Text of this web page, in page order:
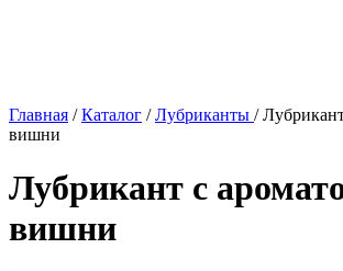
Главная /Каталог /Лубриканты /
вишни
Лубрикант с
вишни